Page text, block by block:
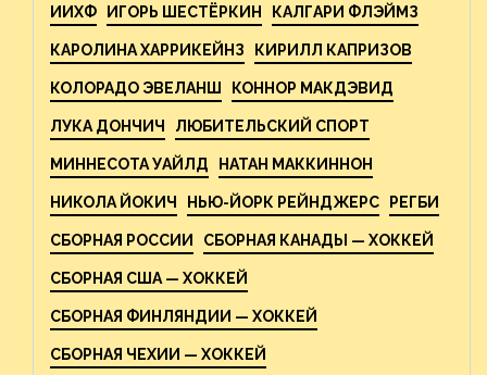
ИИХФ ИГОРЬ ШЕСТЁРКИН КАЛГАРИ ФЛЭЙМЗ
КАРОЛИНА ХАРРИКЕЙНЗ КИРИЛЛ КАПРИЗОВ
КОЛОРАДО ЭВЕЛАНШ КОННОР МАКДЭВИД
ЛУКА ДОНЧИЧ ЛЮБИТЕЛЬСКИЙ СПОРТ
МИННЕСОТА УАЙЛД НАТАН МАККИННОН
НИКОЛА ЙОКИЧ НЬЮ-ЙОРК РЕЙНДЖЕРС РЕГБИ
СБОРНАЯ РОССИИ СБОРНАЯ КАНАДЫ — ХОККЕЙ
СБОРНАЯ США — ХОККЕЙ
СБОРНАЯ ФИНЛЯНДИИ — ХОККЕЙ
СБОРНАЯ ЧЕХИИ — ХОККЕЙ